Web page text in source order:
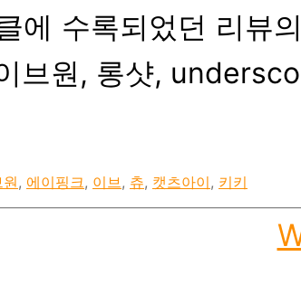
에 수록되었던 리뷰
브원, 롱샷,
, 에이핑크, 이브, 츄, 캣츠아이, 키키